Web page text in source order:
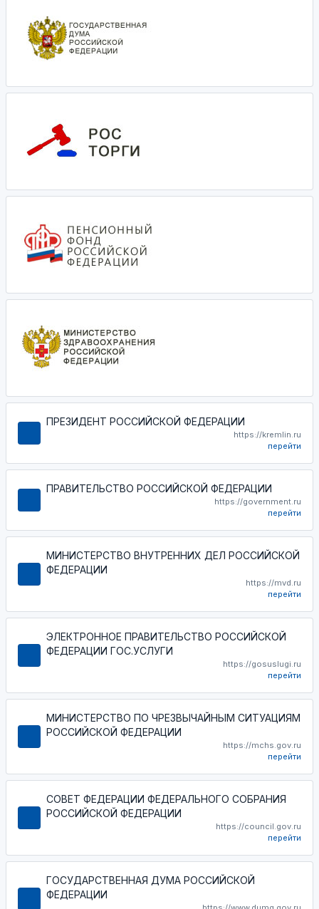
ПРЕЗИДЕНТ РОССИЙСКОЙ ФЕДЕРАЦИИ
https://kremlin.ru
перейти
ПРАВИТЕЛЬСТВО РОССИЙСКОЙ ФЕДЕРАЦИИ
https://government.ru
перейти
МИНИСТЕРСТВО ВНУТРЕННИХ ДЕЛ РОССИЙСКОЙ
ФЕДЕРАЦИИ
https://mvd.ru
перейти
ЭЛЕКТРОННОЕ ПРАВИТЕЛЬСТВО РОССИЙСКОЙ
ФЕДЕРАЦИИ ГОС.УСЛУГИ
https://gosuslugi.ru
перейти
МИНИСТЕРСТВО ПО ЧРЕЗВЫЧАЙНЫМ СИТУАЦИЯМ
РОССИЙСКОЙ ФЕДЕРАЦИИ
https://mchs.gov.ru
перейти
СОВЕТ ФЕДЕРАЦИИ ФЕДЕРАЛЬНОГО СОБРАНИЯ
РОССИЙСКОЙ ФЕДЕРАЦИИ
https://council.gov.ru
перейти
ГОСУДАРСТВЕННАЯ ДУМА РОССИЙСКОЙ
ФЕДЕРАЦИИ